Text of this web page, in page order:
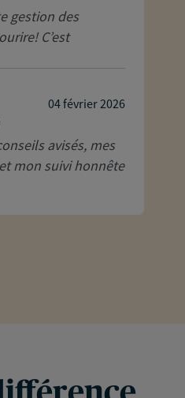
gestion des
C’est
04 février 2026
avisés, mes
mon suivi honnête